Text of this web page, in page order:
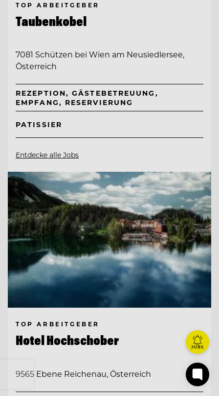
TOP ARBEITGEBER
Taubenkobel
7081 Schützen bei Wien am Neusiedlersee,
Österreich
REZEPTION, GÄSTEBETREUUNG,
EMPFANG, RESERVIERUNG
PATISSIER
Entdecke alle Jobs
TOP ARBEITGEBER
Hotel Hochschober
9565 Ebene Reichenau, Österreich
JOBS